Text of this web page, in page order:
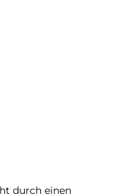
durch einen